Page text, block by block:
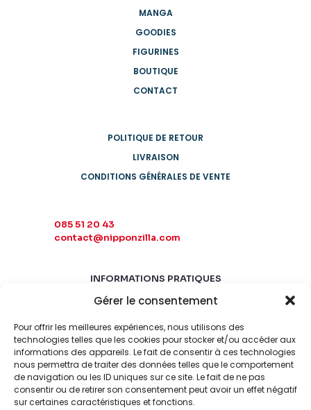
Gérer le consentement
Pour offrir les meilleures expériences, nous utilisons des
technologies telles que les cookies pour stocker et/ou accéder aux
informations des appareils. Le fait de consentir à ces technologies
nous permettra de traiter des données telles que le comportement
de navigation ou les ID uniques sur ce site. Le fait de ne pas
consentir ou de retirer son consentement peut avoir un effet négatif
sur certaines caractéristiques et fonctions.
MANGA
GOODIES
FIGURINES
BOUTIQUE
CONTACT
POLITIQUE DE RETOUR
LIVRAISON
CONDITIONS GÉNÉRALES DE VENTE
085 51 20 43
contact@nipponzilla.com
INFORMATIONS PRATIQUES
MARDI-SAMEDI
LUNDI-DIMANCHE
FERMÉ